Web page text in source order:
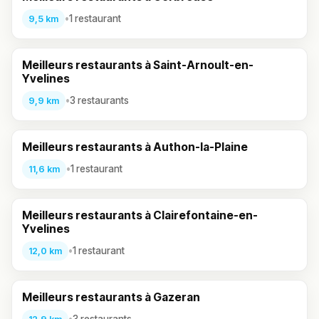
Quel est le concept unique de Reflets
Gourmands ?
Quels sont les plats signatures de Reflets
Gourmands ?
Conclusion
Reflets Gourmandsest
salon de thé/bar au 4 Place de l’Église, créé par Virginie
9,5 km •1 restaurant
Meilleurs restaurants à Saint-Arnoult-en-
Yvelines
9,9 km •3 restaurants
Meilleurs restaurants à Authon-la-Plaine
11,6 km •1 restaurant
Meilleurs restaurants à Clairefontaine-en-
Yvelines
12,0 km •1 restaurant
Meilleurs restaurants à Gazeran